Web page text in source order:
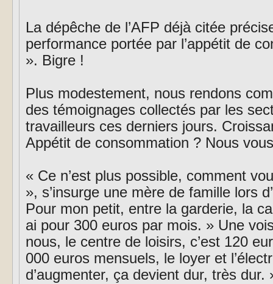
La dépêche de l’AFP déjà citée
performance portée par l’appétit de
». Bigre !
Plus modestement, nous rendons
des témoignages collectés par les
travailleurs ces derniers jours.
Appétit de consommation ? Nous
« Ce n’est plus possible, comment
», s’insurge une mère de famille lors
Pour mon petit, entre la garderie, la
ai pour 300 euros par mois. » Une
nous, le centre de loisirs, c’est 120
000 euros mensuels, le loyer et
d’augmenter, ça devient dur, très dur.